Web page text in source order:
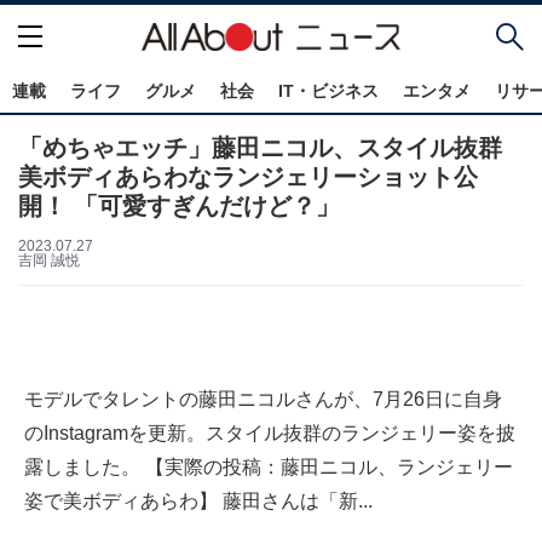
連載 ライフ グルメ 社会 IT・ビジネス エンタメ リサ
「めちゃエッチ」藤田ニコル、スタイル抜群
美ボディあらわなランジェリーショット公
開！ 「可愛すぎんだけど？」
2023.07.27
吉岡 誠悦
モデルでタレントの藤田ニコルさんが、7月26日に自身
のInstagramを更新。スタイル抜群のランジェリー姿を披
露しました。 【実際の投稿：藤田ニコル、ランジェリー
姿で美ボディあらわ】 藤田さんは「新...